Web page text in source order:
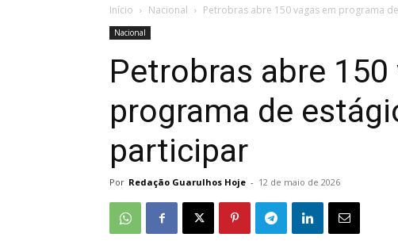
Início Nacional Petrobras abre 150 vagas em programa
Nacional
Petrobras abre 150
programa de
participar
Por Redação Guarulhos Hoje - 12 de maio de 2026